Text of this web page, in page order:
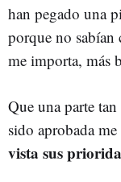
han pegado una
porque no sabían
me importa, más
Que una parte
sido aprobada
vista sus